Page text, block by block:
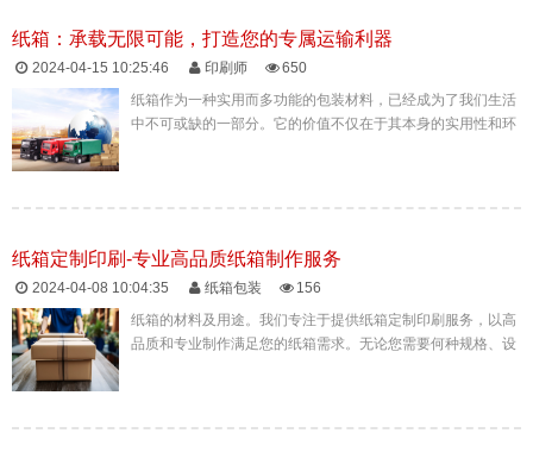
纸箱：承载无限可能，打造您的专属运输利器
2024-04-15 10:25:46 印刷师
650
纸箱作为一种实用而多功能的包装材料，已经成为了我们生活
中不可或缺的一部分。它的价值不仅在于其本身的实用性和环
纸箱定制印刷-专业高品质纸箱制作服务
2024-04-08 10:04:35 纸箱包装
156
纸箱的材料及用途。我们专注于提供纸箱定制印刷服务，以高
品质和专业制作满足您的纸箱需求。无论您需要何种规格、设